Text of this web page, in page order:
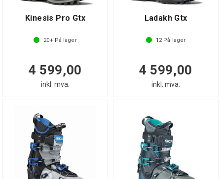
Kinesis Pro Gtx
20+På lager
4 599,00
inkl. mva.
Ladakh Gtx
12På lager
4 599,00
inkl. mva.